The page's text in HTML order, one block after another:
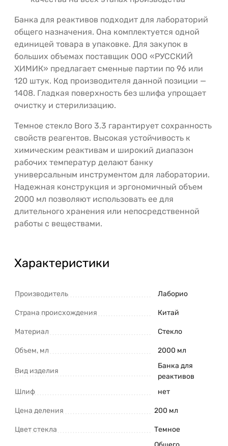
Банка для реактивов подходит для лабораторий
общего назначения. Она комплектуется одной
единицей товара в упаковке. Для закупок в
больших объемах поставщик ООО «РУССКИЙ
ХИМИК» предлагает сменные партии по 96 или
120 штук. Код производителя данной позиции —
1408. Гладкая поверхность без шлифа упрощает
очистку и стерилизацию.
Темное стекло Boro 3.3 гарантирует сохранность
свойств реагентов. Высокая устойчивость к
химическим реактивам и широкий диапазон
рабочих температур делают банку
универсальным инструментом для лаборатории.
Надежная конструкция и эргономичный объем
2000 мл позволяют использовать ее для
длительного хранения или непосредственной
работы с веществами.
Характеристики
Производитель Лаборио
Страна происхождения Китай
Материал Стекло
Объем, мл 2000 мл
Вид изделия
Банка для
реактивов
Шлиф
нет
Цена деления 200 мл
Цвет стекла Темное